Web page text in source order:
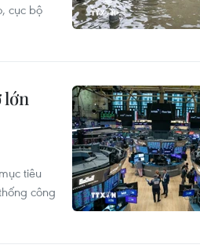
cục bộ
lớn
tiêu
công